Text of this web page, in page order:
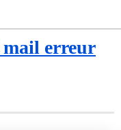
erreur